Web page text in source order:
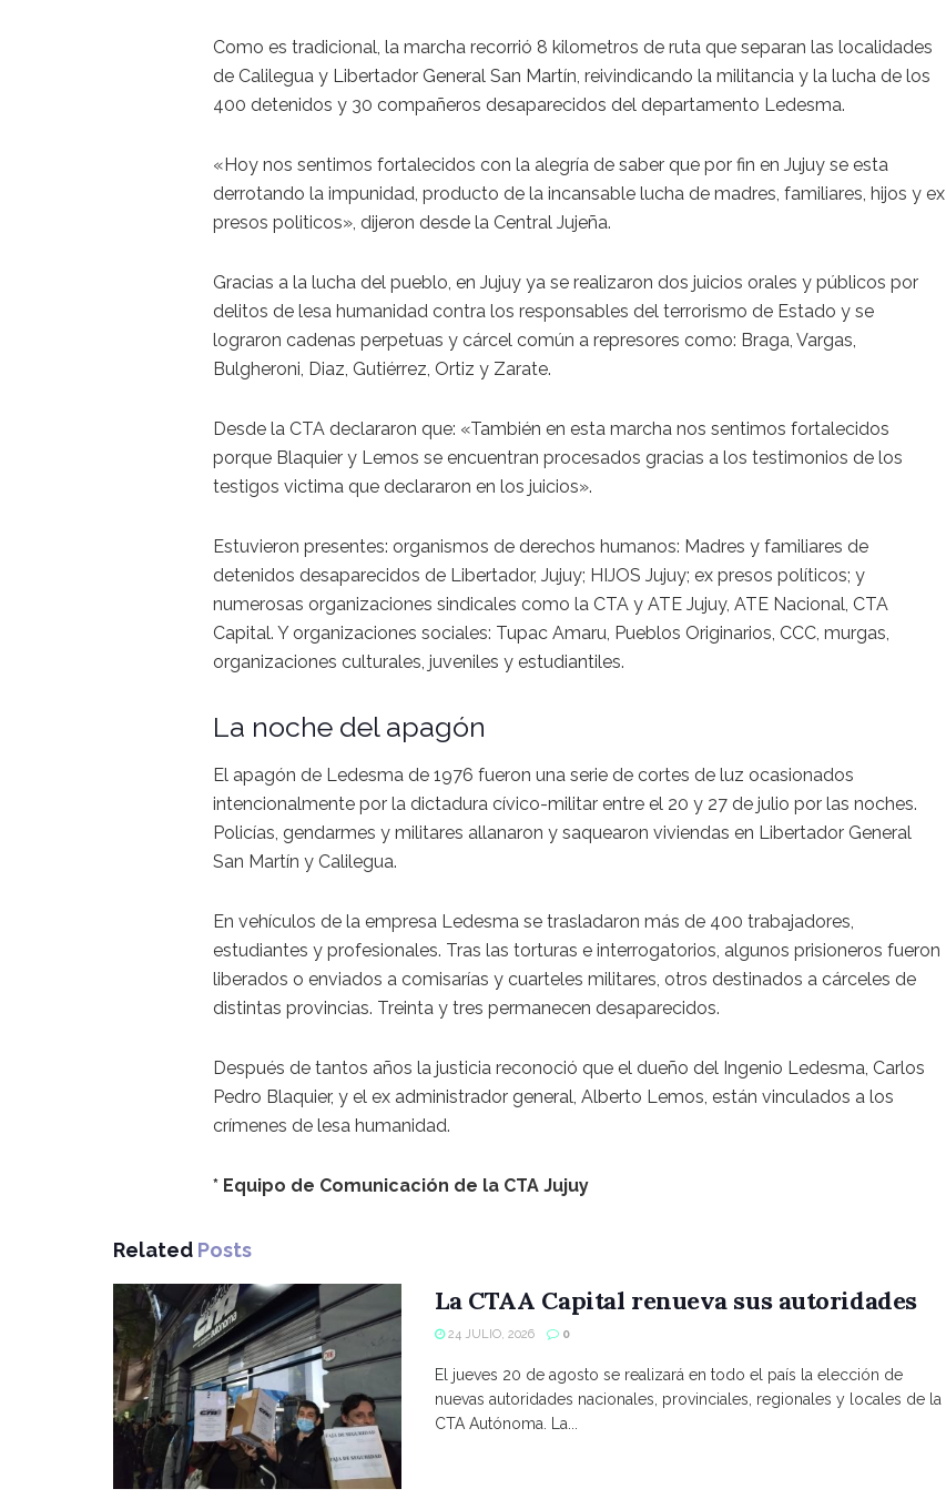
Como es tradicional, la marcha recorrió 8 kilometros de ruta que separan las localidades
de Calilegua y Libertador General San Martín, reivindicando la militancia y la lucha de los
400 detenidos y 30 compañeros desaparecidos del departamento Ledesma.
«Hoy nos sentimos fortalecidos con la alegría de saber que por fin en Jujuy se esta
derrotando la impunidad, producto de la incansable lucha de madres, familiares, hijos y ex
presos politicos», dijeron desde la Central Jujeña.
Gracias a la lucha del pueblo, en Jujuy ya se realizaron dos juicios orales y públicos por
delitos de lesa humanidad contra los responsables del terrorismo de Estado y se
lograron cadenas perpetuas y cárcel común a represores como: Braga, Vargas,
Bulgheroni, Diaz, Gutiérrez, Ortiz y Zarate.
Desde la CTA declararon que: «También en esta marcha nos sentimos fortalecidos
porque Blaquier y Lemos se encuentran procesados gracias a los testimonios de los
testigos victima que declararon en los juicios».
Estuvieron presentes: organismos de derechos humanos: Madres y familiares de
detenidos desaparecidos de Libertador, Jujuy; HIJOS Jujuy; ex presos políticos; y
numerosas organizaciones sindicales como la CTA y ATE Jujuy, ATE Nacional, CTA
Capital. Y organizaciones sociales: Tupac Amaru, Pueblos Originarios, CCC, murgas,
organizaciones culturales, juveniles y estudiantiles.
La noche del apagón
El apagón de Ledesma de 1976 fueron una serie de cortes de luz ocasionados
intencionalmente por la dictadura cívico-militar entre el 20 y 27 de julio por las noches.
Policías, gendarmes y militares allanaron y saquearon viviendas en Libertador General
San Martín y Calilegua.
En vehículos de la empresa Ledesma se trasladaron más de 400 trabajadores,
estudiantes y profesionales. Tras las torturas e interrogatorios, algunos prisioneros fueron
liberados o enviados a comisarías y cuarteles militares, otros destinados a cárceles de
distintas provincias. Treinta y tres permanecen desaparecidos.
Después de tantos años la justicia reconoció que el dueño del Ingenio Ledesma, Carlos
Pedro Blaquier, y el ex administrador general, Alberto Lemos, están vinculados a los
crímenes de lesa humanidad.
* Equipo de Comunicación de la CTA Jujuy
Related Posts
La CTAA Capital renueva sus autoridades
24 JULIO, 2026 0
El jueves 20 de agosto se realizará en todo el país la elección de
nuevas autoridades nacionales, provinciales, regionales y locales de la
CTA Autónoma. La...